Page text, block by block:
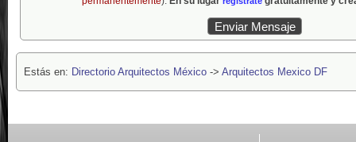
Estás en: Directorio Arquitectos México -> Arquitectos Mexico DF